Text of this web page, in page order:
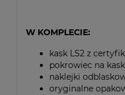
W KOMPLECIE:
kask LS2 z
pokrowiec na kask
naklejki
oryginalne